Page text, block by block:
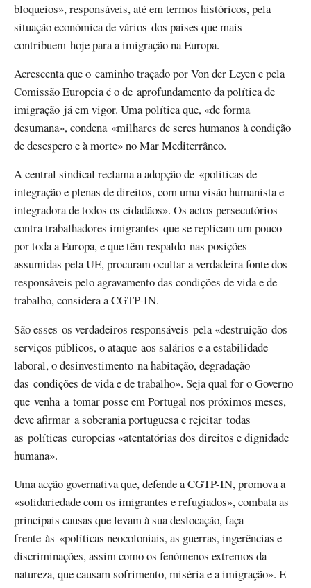
bloqueios», responsáveis, até em termos históricos, pela
situação económica de vários dos países que mais
contribuem hoje para a imigração na Europa.
Acrescenta que o caminho traçado por Von der Leyen e pela
Comissão Europeia é o de aprofundamento da política de
imigração já em vigor. Uma política que, «de forma
desumana», condena «milhares de seres humanos à condição
de desespero e à morte» no Mar Mediterrâneo.
A central sindical reclama a adopção de «políticas de
integração e plenas de direitos, com uma visão humanista e
integradora de todos os cidadãos». Os actos persecutórios
contra trabalhadores imigrantes que se replicam um pouco
por toda a Europa, e que têm respaldo nas posições
assumidas pela UE, procuram ocultar a verdadeira fonte dos
responsáveis pelo agravamento das condições de vida e de
trabalho, considera a CGTP-IN.
São esses os verdadeiros responsáveis pela «destruição dos
serviços públicos, o ataque aos salários e a estabilidade
laboral, o desinvestimento na habitação, degradação
das condições de vida e de trabalho». Seja qual for o Governo
que venha a tomar posse em Portugal nos próximos meses,
deve afirmar a soberania portuguesa e rejeitar todas
as políticas europeias «atentatórias dos direitos e dignidade
humana».
Uma acção governativa que, defende a CGTP-IN, promova a
«solidariedade com os imigrantes e refugiados», combata as
principais causas que levam à sua deslocação, faça
frente às «políticas neocoloniais, as guerras, ingerências e
discriminações, assim como os fenómenos extremos da
natureza, que causam sofrimento, miséria e a imigração». E